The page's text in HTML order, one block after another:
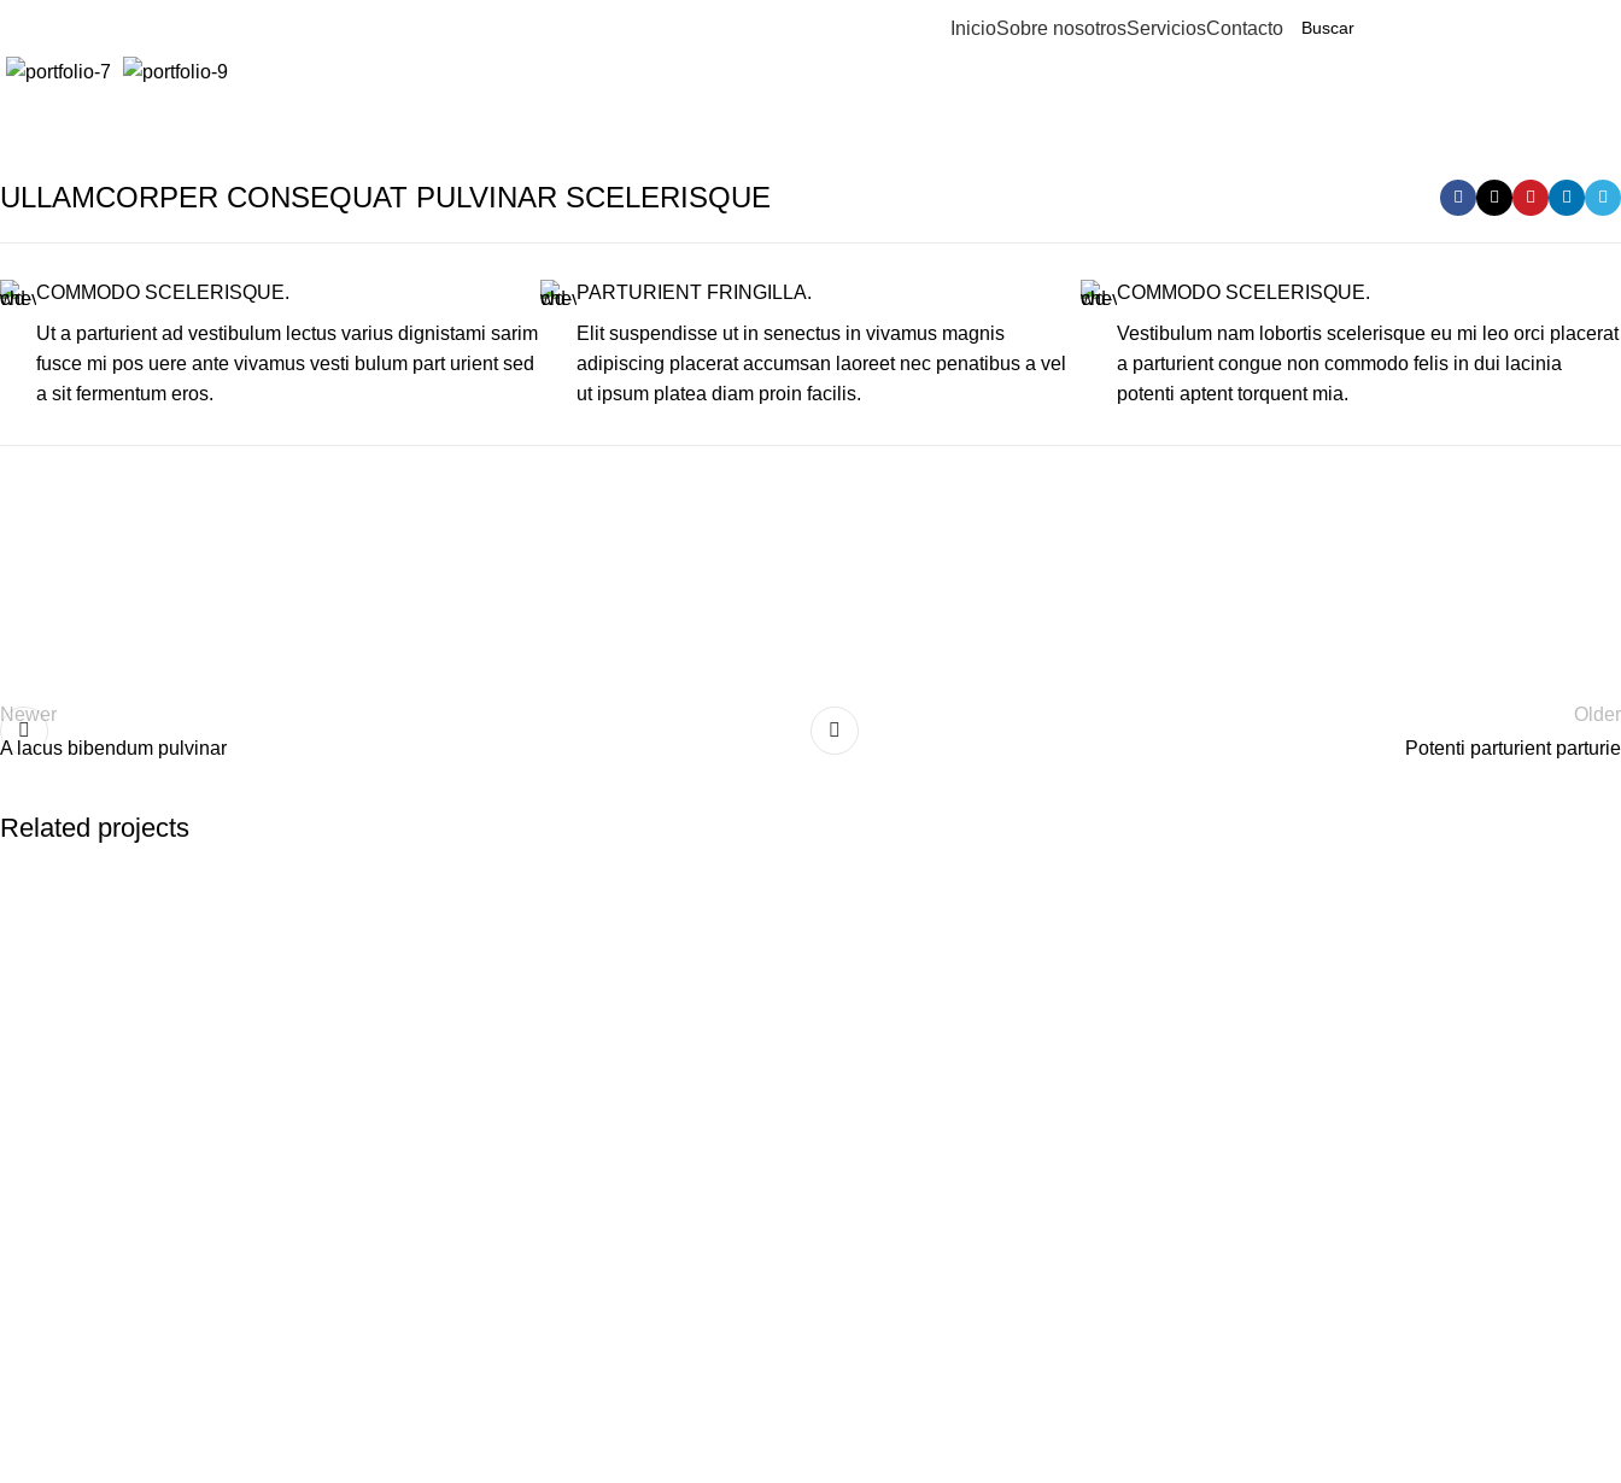
InicioSobre nosotrosServiciosContacto
ULLAMCORPER CONSEQUAT PULVINAR SCELERISQUE
COMMODO SCELERISQUE.
Ut a parturient ad vestibulum lectus varius dignistami sarim
fusce mi pos uere ante vivamus vesti bulum part urient sed
a sit fermentum eros.
PARTURIENT FRINGILLA.
Elit suspendisse ut in senectus in vivamus magnis
adipiscing placerat accumsan laoreet nec penatibus a vel
ut ipsum platea diam proin facilis.
COMMODO SCELERISQUE.
Vestibulum nam lobortis scelerisque eu mi leo orci placerat
a parturient congue non commodo felis in dui lacinia
potenti aptent torquent mia.
Newer
A lacus bibendum pulvinar
Older
Potenti parturient parturie
Related projects